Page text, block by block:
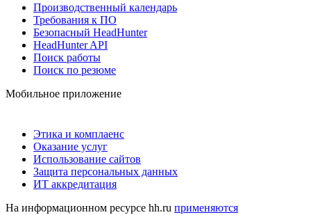
Производственный календарь
Требования к ПО
Безопасный HeadHunter
HeadHunter API
Поиск работы
Поиск по резюме
Мобильное приложение
Этика и комплаенс
Оказание услуг
Использование сайтов
Защита персональных данных
ИТ аккредитация
На информационном ресурсе hh.ru применяются